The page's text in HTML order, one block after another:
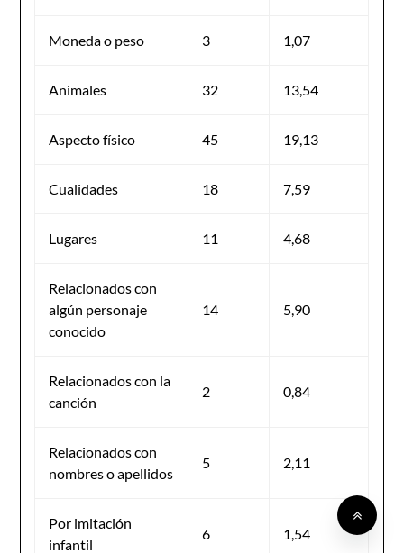
Moneda o peso 3 1,07
Animales 32 13,54
Aspecto físico 45 19,13
Cualidades 18 7,59
Lugares 11 4,68
Relacionados con
algún personaje
conocido
14 5,90
Relacionados con la
canción
2 0,84
Relacionados con
nombres o apellidos
5 2,11
Por imitación
infantil
6 1,54